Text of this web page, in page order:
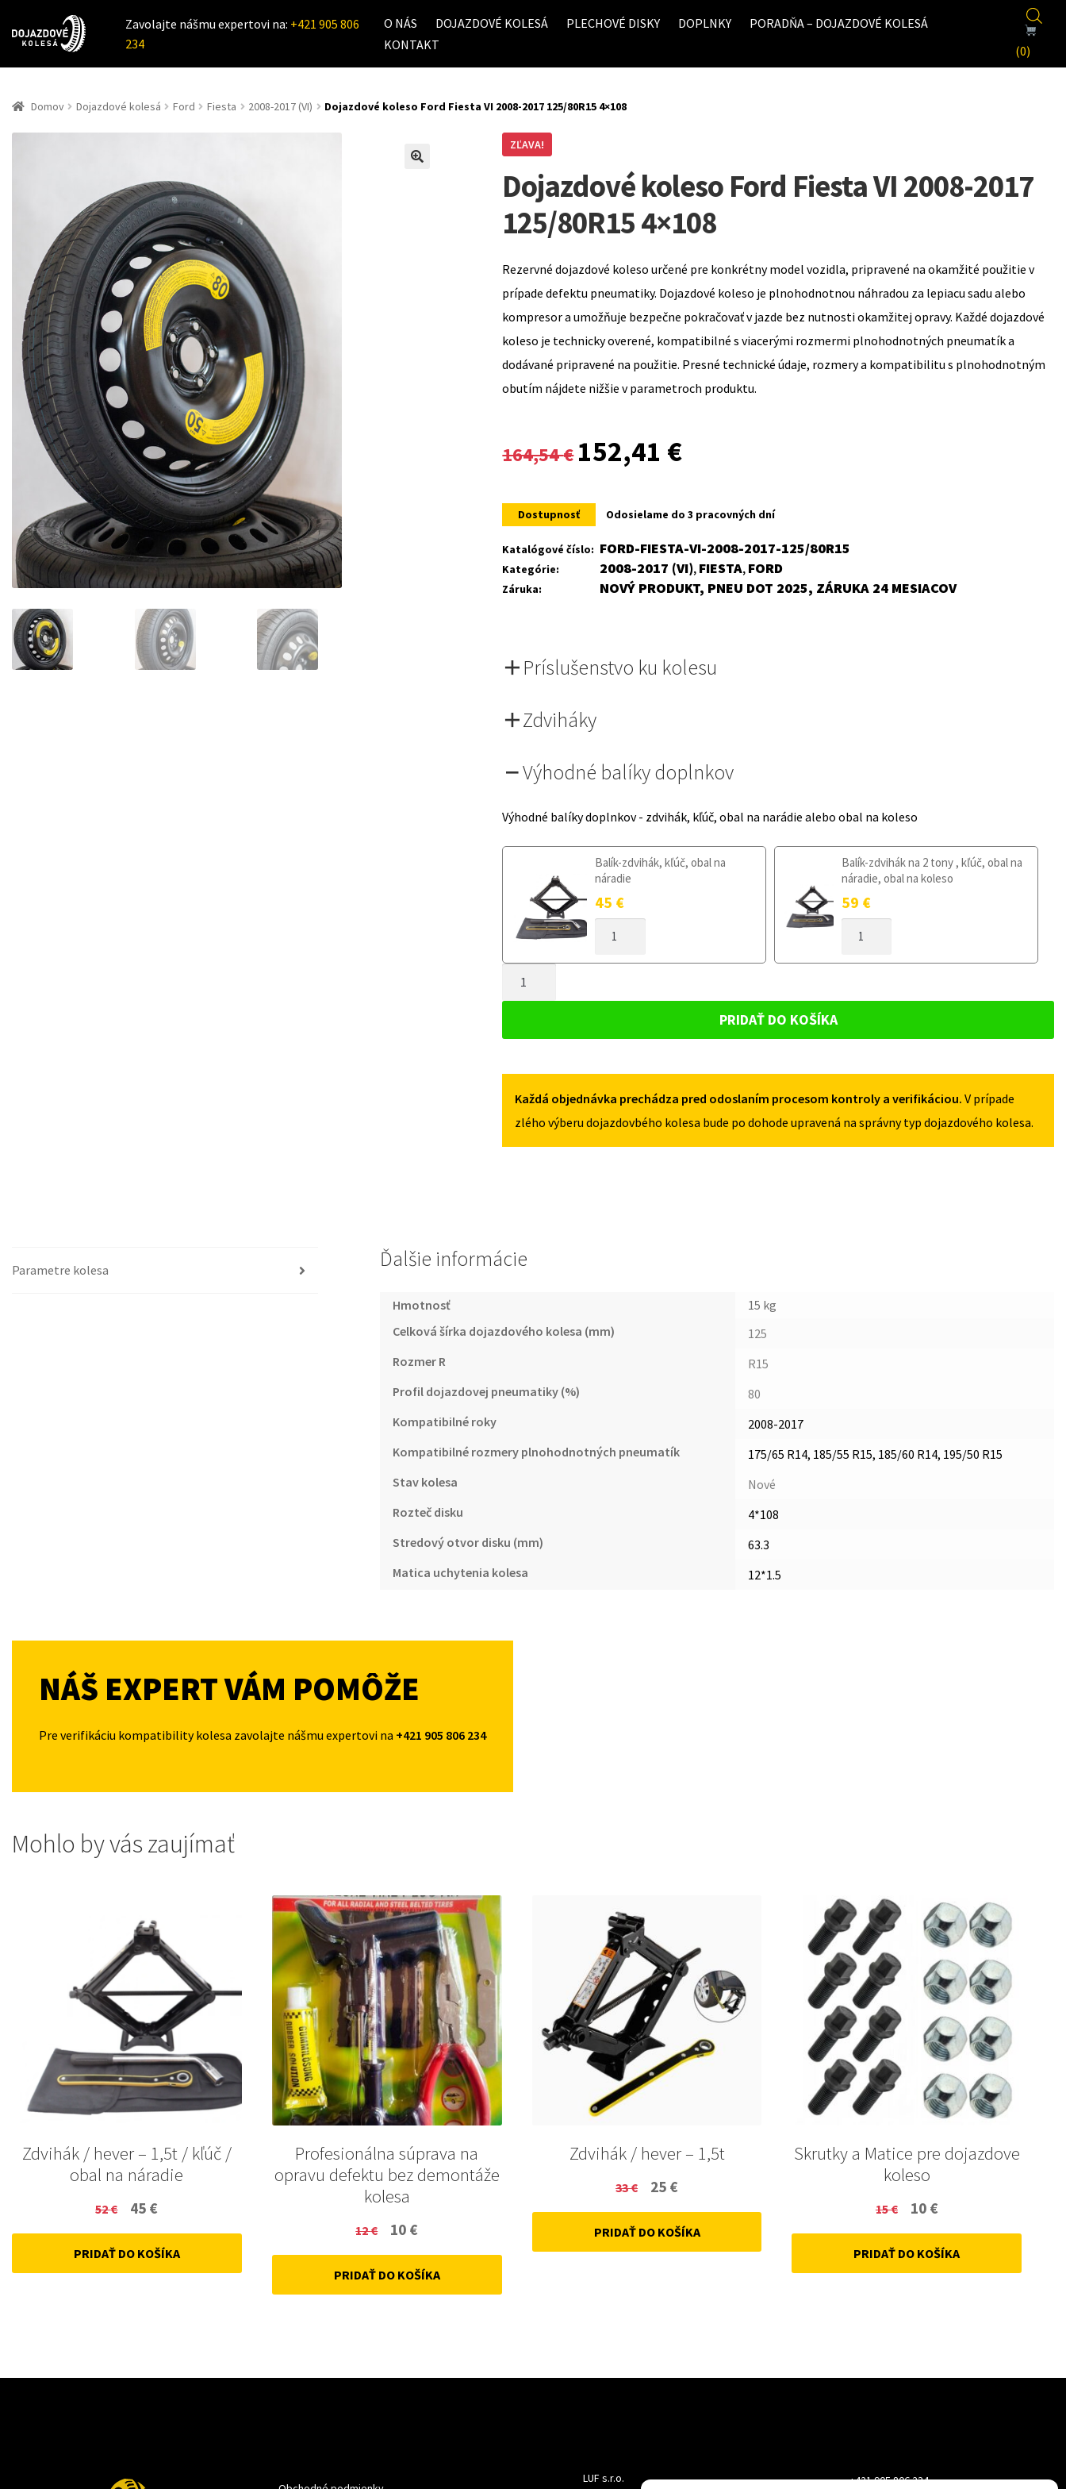
Zavolajte nášmu expertovi na: +421 905 806
234
O NÁS DOJAZDOVÉ KOLESÁ PLECHOVÉ DISKY DOPLNKY
PORADŇA – DOJAZDOVÉ KOLESÁ
KONTAKT
(0)
Domov Dojazdové kolesá Ford Fiesta 2008-2017 (VI) Dojazdové koleso Ford Fiesta VI 2008-2017 125/80R15 4×108
ZĽAVA!
Dojazdové koleso Ford Fiesta VI 2008-2017
125/80R15 4×108
Rezervné dojazdové koleso určené pre konkrétny model vozidla, pripravené na okamžité použitie v
prípade defektu pneumatiky. Dojazdové koleso je plnohodnotnou náhradou za lepiacu sadu alebo
kompresor a umožňuje bezpečne pokračovať v jazde bez nutnosti okamžitej opravy. Každé dojazdové
koleso je technicky overené, kompatibilné s viacerými rozmermi plnohodnotných pneumatík a
dodávané pripravené na použitie. Presné technické údaje, rozmery a kompatibilitu s plnohodnotným
obutím nájdete nižšie v parametroch produktu.
164,54€
Original
was:
164,54 €.
152,41 €
is:
152,41 €.
Dostupnosť Odosielame do 3 pracovných dní
Katalógové číslo: FORD-FIESTA-VI-2008-2017-125/80R15
Kategórie: 2008-2017 (VI), FIESTA, FORD
Záruka: NOVÝ PRODUKT, PNEU DOT 2025, ZÁRUKA 24 MESIACOV
Príslušenstvo ku kolesu
Zdviháky
Výhodné balíky doplnkov
Výhodné balíky doplnkov - zdvihák, kľúč, obal na narádie alebo obal na koleso
Balík-zdvihák, kľúč, obal na
náradie
45 €
DOJAZDOVÉ
VI
2017
Balík-zdvihák na 2 tony , kľúč, obal na
náradie, obal na koleso
59 €
DOJAZDOVÉ
VI
2017
VI
2008-
125/80R15
4X108
PRIDAŤ DO KOŠÍKA
Každá objednávka prechádza pred odoslaním procesom kontroly a verifikáciou. V prípade
zlého výberu dojazdovbého kolesa bude po dohode upravená na správny typ dojazdového kolesa.
Parametre kolesa Ďalšie informácie
Hmotnosť
15 kg
Celková šírka dojazdového kolesa (mm)
125
Rozmer R
R15
Profil dojazdovej pneumatiky (%)
80
Kompatibilné roky
2008-2017
Kompatibilné rozmery plnohodnotných pneumatík
175/65 R14, 185/55 R15, 185/60 R14, 195/50 R15
Stav kolesa
Nové
Rozteč disku
4*108
Stredový otvor disku (mm)
63.3
Matica uchytenia kolesa
12*1.5
NÁŠ EXPERT VÁM POMÔŽE
Pre verifikáciu kompatibility kolesa zavolajte nášmu expertovi na +421 905 806 234
Mohlo by vás zaujímať
Zdvihák / hever – 1,5t / kľúč /
obal na náradie
52€
Original
price
was:
45 €
price
is:
PRIDAŤ DO KOŠÍKA
Profesionálna súprava na
opravu defektu bez demontáže
kolesa
12€
Original
price
was:
10 €
price
is:
PRIDAŤ DO KOŠÍKA
Zdvihák / hever – 1,5t
33€
Original
price
was:
25 €Current
price
is:
PRIDAŤ DO KOŠÍKA
Skrutky a Matice pre dojazdove
koleso
15€
Original
price
was:
10 €Current
price
is:
PRIDAŤ DO KOŠÍKA
LUF s.r.o. +421 905 806 234